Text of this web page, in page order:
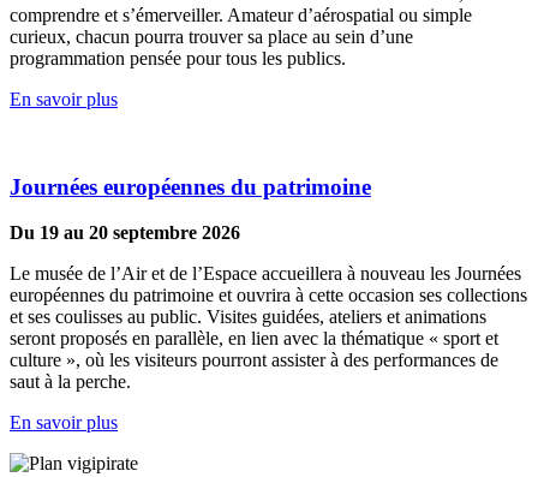
comprendre et s’émerveiller. Amateur d’aérospatial ou simple
curieux, chacun pourra trouver sa place au sein d’une
programmation pensée pour tous les publics.
En savoir plus
Journées européennes du patrimoine
Du 19 au 20 septembre 2026
Le musée de l’Air et de l’Espace accueillera à nouveau les Journées
européennes du patrimoine et ouvrira à cette occasion ses collections
et ses coulisses au public. Visites guidées, ateliers et animations
seront proposés en parallèle, en lien avec la thématique « sport et
culture », où les visiteurs pourront assister à des performances de
saut à la perche.
En savoir plus